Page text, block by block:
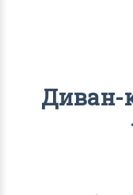
Диван-